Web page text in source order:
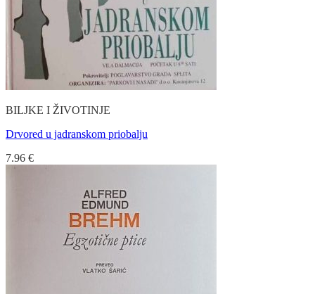
BILJKE I ŽIVOTINJE
Drvored u jadranskom priobalju
7.96 €